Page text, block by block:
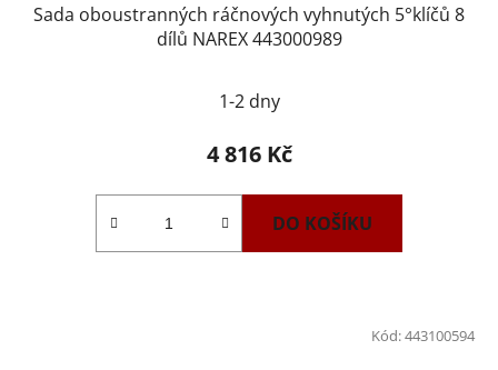
Sada oboustranných ráčnových vyhnutých 5°klíčů 8
dílů NAREX 443000989
1-2 dny
4 816 Kč
DO KOŠÍKU
Kód:443100594